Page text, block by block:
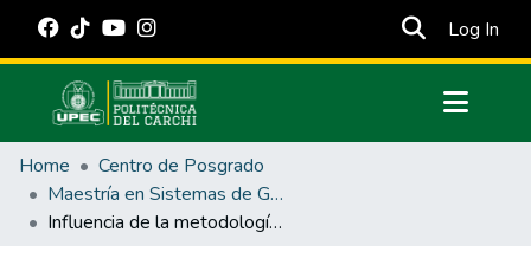
Log In
Communities & Collections
All of DSpace
Statistics
Home
Centro de Posgrado
Maestría en Sistemas de Gestión de Calidad con Mención en Control Estadístico de Procesos
Influencia de la metodología six sigma en los procesos de producción en la sección de acabados externos en carrocerías de buses en una empresa carrocera